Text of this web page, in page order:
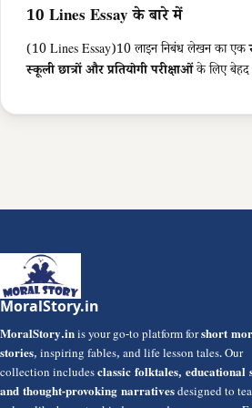
10 Lines Essay के बारे में
(10 Lines Essay)10 लाइन निबंध लेखन का एक
स्कूली छात्रों और प्रतियोगी परीक्षाओंके लिए बेहद
MoralStory.in
MoralStory.inis your go-to platform forshort
stories, inspiring fables, and life lesson tales. Our
collection includesclassic folktales, educational
and thought-provoking narrativesdesigned to